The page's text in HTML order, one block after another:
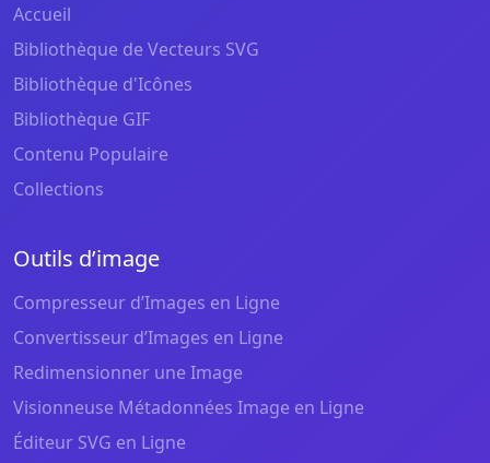
Accueil
Bibliothèque de Vecteurs SVG
Bibliothèque d'Icônes
Bibliothèque GIF
Contenu Populaire
Collections
Outils d’image
Compresseur d’Images en Ligne
Convertisseur d’Images en Ligne
Redimensionner une Image
Visionneuse Métadonnées Image en Ligne
Éditeur SVG en Ligne